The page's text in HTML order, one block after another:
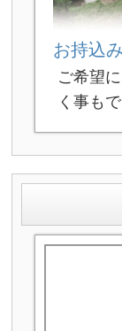
お持込
ご希望
く事も